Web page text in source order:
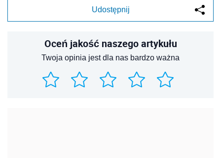
Udostępnij
Oceń jakość naszego artykułu
Twoja opinia jest dla nas bardzo ważna